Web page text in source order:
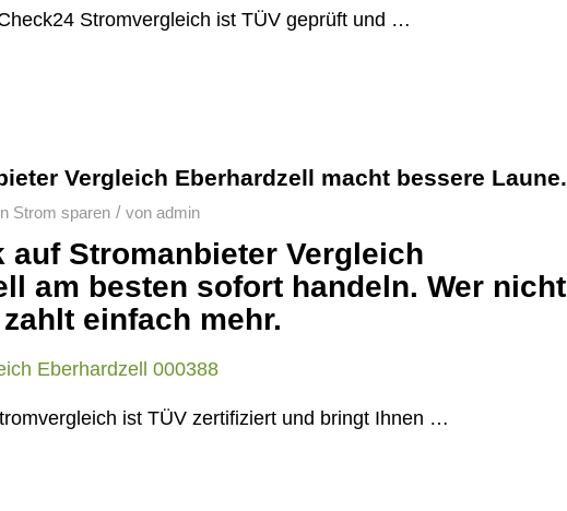
Stromvergleich ist TÜV geprüft und …
Vergleich Eberhardzell macht bessere Laune.
Strom sparen / von admin
auf Stromanbieter Vergleich
am besten sofort handeln. Wer nicht
einfach mehr.
ist TÜV zertifiziert und bringt Ihnen …